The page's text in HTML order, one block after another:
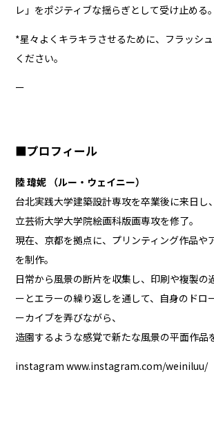
レ」をポジティブな揺らぎとして受け止める。
*星々よくキラキラさせるために、フラッシ
ください。
ー
■プロフィール
陸 瑋妮 （ルー・ウェイニー）
台北実践大学建築設計専攻を卒業後に来日し
立芸術大学大学院絵画科版画専攻を修了。
現在、京都を拠点に、プリンティング作品や
を制作。
日常から風景の断片を収集し、印刷や複製の
ーとエラーの繰り返しを通して、自身のドロ
ーカイブを弄びながら、
造園するような感覚で新たな風景の平面作品
instagramwww.instagram.com/weiniluu/